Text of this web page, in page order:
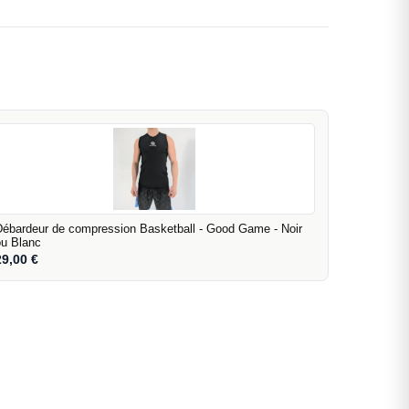
de compression Basketball - Good Game - Noir
Blanc
€